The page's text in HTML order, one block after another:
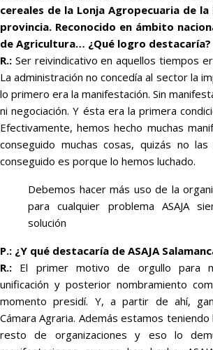
cereales de la Lonja Agropecuaria de
provincia. Reconocido en ámbito
de Agricultura… ¿Qué logro destacaría?
R.: Ser reivindicativo en aquellos tiempos
La administración no concedía al sector la
lo primero era la manifestación. Sin
ni negociación. Y ésta era la primera
Efectivamente, hemos hecho muchas
conseguido muchas cosas, quizás no
conseguido es porque lo hemos luchado.
Debemos hacer más uso de la
para cualquier problema ASAJA
solución
P.: ¿Y qué destacaría de ASAJA
R.: El primer motivo de orgullo para
unificación y posterior nombramiento
momento presidí. Y, a partir de ahí,
Cámara Agraria. Además estamos teniendo
resto de organizaciones y eso lo